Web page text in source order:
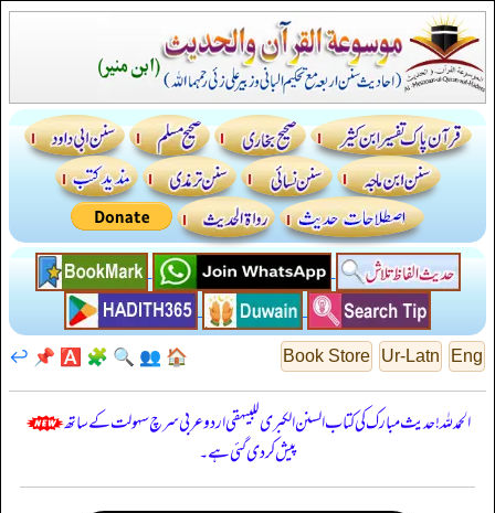
Eng
Ur-Latn
Book Store
🏠
👥
🔍
🧩
🅰️
📌
↩️
الحمدللہ! حدیث مبارک کی کتاب السنن الكبرى للبيهقي اردو عربی سرچ سہولت کے ساتھ
پیش کر دی گئی ہے۔